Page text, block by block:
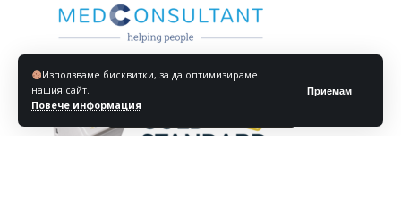
Използваме бисквитки, за да оптимизираме
нашия сайт.
Повече информация
Приемам